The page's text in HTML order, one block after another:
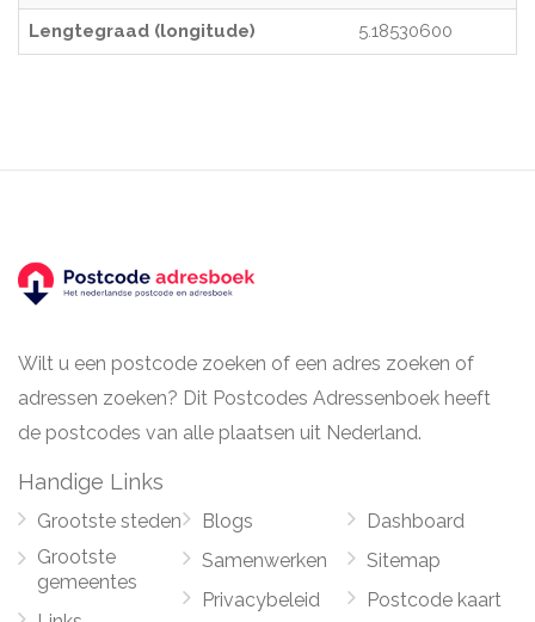
Lengtegraad (longitude) 5.18530600
Wilt u een postcode zoeken of een adres zoeken of
adressen zoeken? Dit Postcodes Adressenboek heeft
de postcodes van alle plaatsen uit Nederland.
Handige Links
Grootste steden
Grootste
gemeentes
Blogs
Samenwerken
Privacybeleid
Dashboard
Sitemap
Postcode kaart